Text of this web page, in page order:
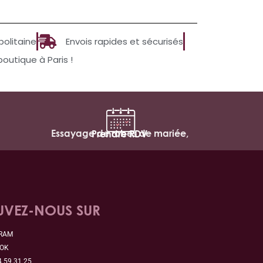
Envois rapides et sécurisés
à Paris !
Essayage de robes de mariée,
Prendre RDV
NOUS SUR
59 31 25